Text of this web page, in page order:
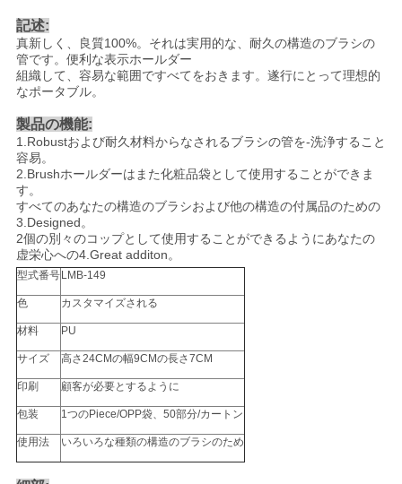
記述:
真新しく、良質100%。それは実用的な、耐久の構造のブラシの
管です。便利な表示ホールダー
組織して、容易な範囲ですべてをおきます。遂行にとって理想的
なポータブル。
製品の機能:
1.Robustおよび耐久材料からなされるブラシの管を-洗浄すること
容易。
2.Brushホールダーはまた化粧品袋として使用することができま
す。
すべてのあなたの構造のブラシおよび他の構造の付属品のための
3.Designed。
2個の別々のコップとして使用することができるようにあなたの
虚栄心への4.Greatadditon。
型式番号 LMB-149
色 カスタマイズされる
材料 PU
サイズ 高さ24CMの幅9CMの長さ7CM
印刷 顧客が必要とするように
包装 1つのPiece/OPP袋、50部分/カートン
使用法 いろいろな種類の構造のブラシのため